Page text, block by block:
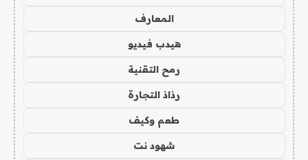
المعارف
هيدب فيديو
رمح التقنية
رذاذ التجارة
طعم وكيف
شهود نت